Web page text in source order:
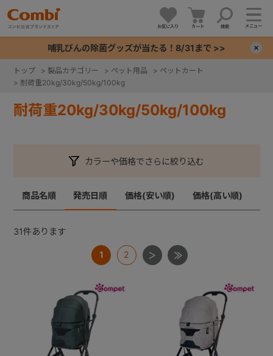
お気に入り カート 検索 メニュー
哺乳びんの除菌グッズが当たる！8/31まで >>
トップ > 製品カテゴリー > ペット用品 > ペットカート
> 耐荷重20kg/30kg/50kg/100kg
耐荷重20kg/30kg/50kg/100kg
カラーや価格でさらに絞り込む
商品名順 発売日順 価格(安い順) 価格(高い順)
31件あります
1 2